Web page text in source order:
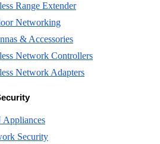
е празна!
Range Extender
Networking
& Accessories
Network Controllers
Network Adapters
Appliances
Security